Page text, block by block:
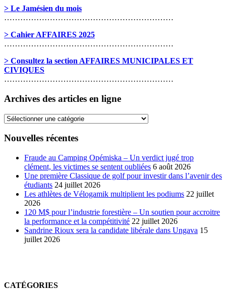
> Le Jamésien du mois
………………………………………………………
> Cahier AFFAIRES 2025
………………………………………………………
> Consultez la section AFFAIRES MUNICIPALES ET
CIVIQUES
………………………………………………………
Archives des articles en ligne
Archives
articles
Nouvelles récentes
Fraude au Camping Opémiska – Un verdict jugé trop
clément, les victimes se sentent oubliées 6 août 2026
Une première Classique de golf pour investir dans l’avenir des
étudiants 24 juillet 2026
Les athlètes de Vélogamik multiplient les podiums 22 juillet
2026
120 M$ pour l’industrie forestière – Un soutien pour accroitre
la performance et la compétitivité 22 juillet 2026
Sandrine Rioux sera la candidate libérale dans Ungava 15
juillet 2026
CATÉGORIES